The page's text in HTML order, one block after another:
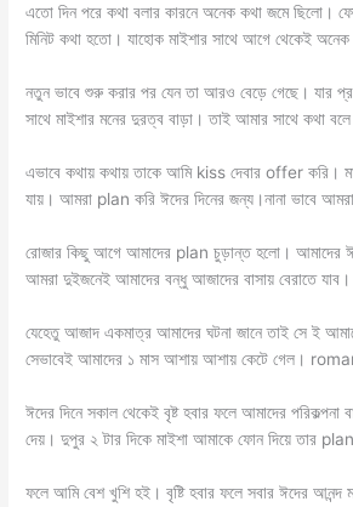
এতো দিন পরে কথা বলার কারনে অনেক কথা জমে ছিলো।
মিনিট কথা হতো। যাহোক মাইশার সাথে আগে থেকেই অনেক
নতুন ভাবে শুরু করার পর যেন তা আরও বেড়ে গেছে। যার
সাথে মাইশার মনের দুরত্ব বাড়া। তাই আমার সাথে কথা
এভাবে কথায় কথায় তাকে আমি kiss দেবার offer করি।
যায়। আমরা plan করি ঈদের দিনের জন্য।নানা ভাবে
রোজার কিছু আগে আমাদের plan চুড়ান্ত হলো। আমাদের
আমরা দুইজনেই আমাদের বন্ধু আজাদের বাসায় বেরাতে যাব।
যেহেতু আজাদ একমাত্র আমাদের ঘটনা জানে তাই সে ই
সেভাবেই আমাদের ১ মাস আশায় আশায় কেটে গেল।
ঈদের দিনে সকাল থেকেই বৃষ্ট হবার ফলে আমাদের পরিকল্পনা
দেয়। দুপুর ২ টার দিকে মাইশা আমাকে ফোন দিয়ে তার
ফলে আমি বেশ খুশি হই। বৃষ্টি হবার ফলে সবার ঈদের আনন্দ